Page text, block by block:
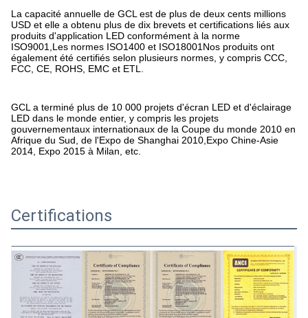
La capacité annuelle de GCL est de plus de deux cents millions
USD et elle a obtenu plus de dix brevets et certifications liés aux
produits d'application LED conformément à la norme
ISO9001,Les normes ISO1400 et ISO18001Nos produits ont
également été certifiés selon plusieurs normes, y compris CCC,
FCC, CE, ROHS, EMC et ETL.
GCL a terminé plus de 10 000 projets d'écran LED et d'éclairage
LED dans le monde entier, y compris les projets
gouvernementaux internationaux de la Coupe du monde 2010 en
Afrique du Sud, de l'Expo de Shanghai 2010,Expo Chine-Asie
2014, Expo 2015 à Milan, etc.
Certifications